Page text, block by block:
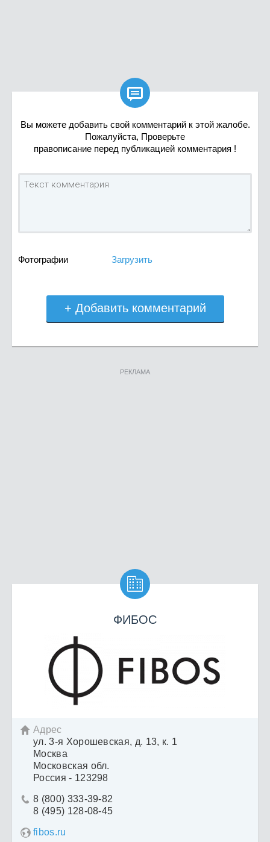

Вы можете добавить свой комментарий к этой жалобе.
Пожалуйста, Проверьте
правописание перед публикацией комментария !
Фотографии Загрузить
+ Добавить комментарий
РЕКЛАМА

ФИБОС
 Адрес
ул. 3-я Хорошевская, д. 13, к. 1
Москва
Московская обл.
Россия - 123298
 8 (800) 333-39-82
8 (495) 128-08-45
fibos.ru